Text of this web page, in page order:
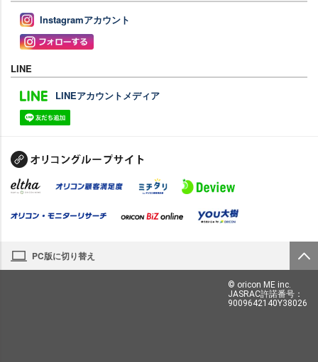
Instagramアカウント
LINE
LINEアカウントメディア
PC版に切り替え
© oricon ME inc.
JASRAC許諾番号：
9009642140Y38026